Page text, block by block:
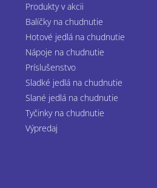
Produkty v akcii
Balíčky na chudnutie
Hotové jedlá na chudnutie
Nápoje na chudnutie
Príslušenstvo
Sladké jedlá na chudnutie
Slané jedlá na chudnutie
Tyčinky na chudnutie
Výpredaj